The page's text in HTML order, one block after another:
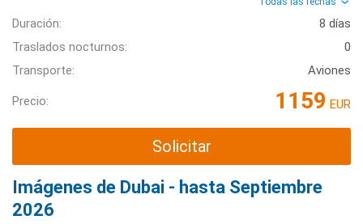
Duración:
8 días
Traslados nocturnos:
0
Transporte:
Aviones
Precio: 1159 EUR
Solicitar
Imágenes de Dubai - hasta Septiembre
2026